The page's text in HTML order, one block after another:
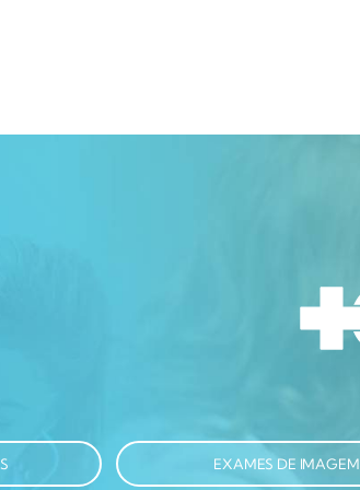
EXAMES DE IMAGEM